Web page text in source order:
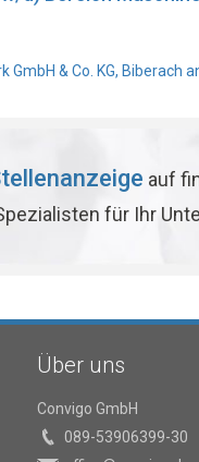
& Co. KG, Biberach
auf
für Ihr
Über uns
Convigo GmbH
089-53906399-30